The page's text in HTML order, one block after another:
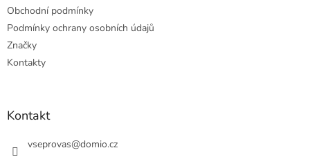
Obchodní podmínky
Podmínky ochrany osobních údajů
Značky
Kontakty
Kontakt
vseprovas@domio.cz